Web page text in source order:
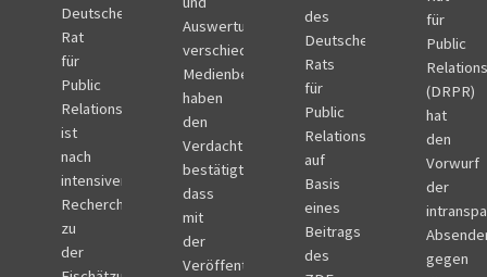
Deutsche
Rat
für
Public
Relations
ist
nach
intensiver
Recherche
zu
der
Auswertungen
verschiedener
Medienberichte
haben
den
Verdacht
bestätigt,
dass
mit
der
Veröffentlichung
des
Deutschen
Rats
für
Public
Relations
auf
Basis
eines
Beitrags
des
für
Public
Relations
(DRPR)
hat
den
Vorwurf
der
gegen